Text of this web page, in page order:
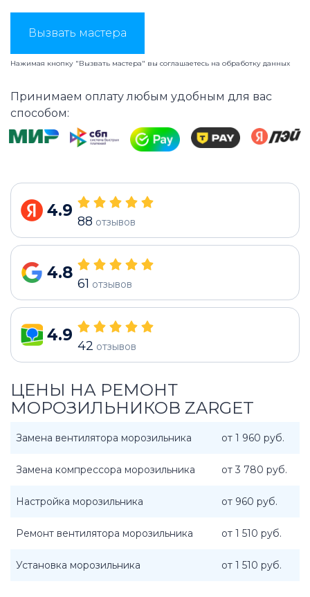
Вызвать мастера
Нажимая кнопку "Вызвать мастера" вы соглашаетесь на обработку данных
Принимаем оплату любым удобным для вас
способом:
4.9
88 отзывов
4.8
61 отзывов
4.9
42 отзывов
ЦЕНЫ НА РЕМОНТ
МОРОЗИЛЬНИКОВ ZARGET
Замена вентилятора морозильника от 1 960 руб.
Замена компрессора морозильника от 3 780 руб.
Настройка морозильника от 960 руб.
Ремонт вентилятора морозильника от 1 510 руб.
Установка морозильника от 1 510 руб.